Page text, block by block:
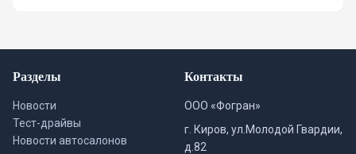
Разделы
Новости
Тест-драйвы
Новости автосалонов
Контакты
ООО «Фогран»
г. Киров, ул.Молодой Гвардии,
д.82